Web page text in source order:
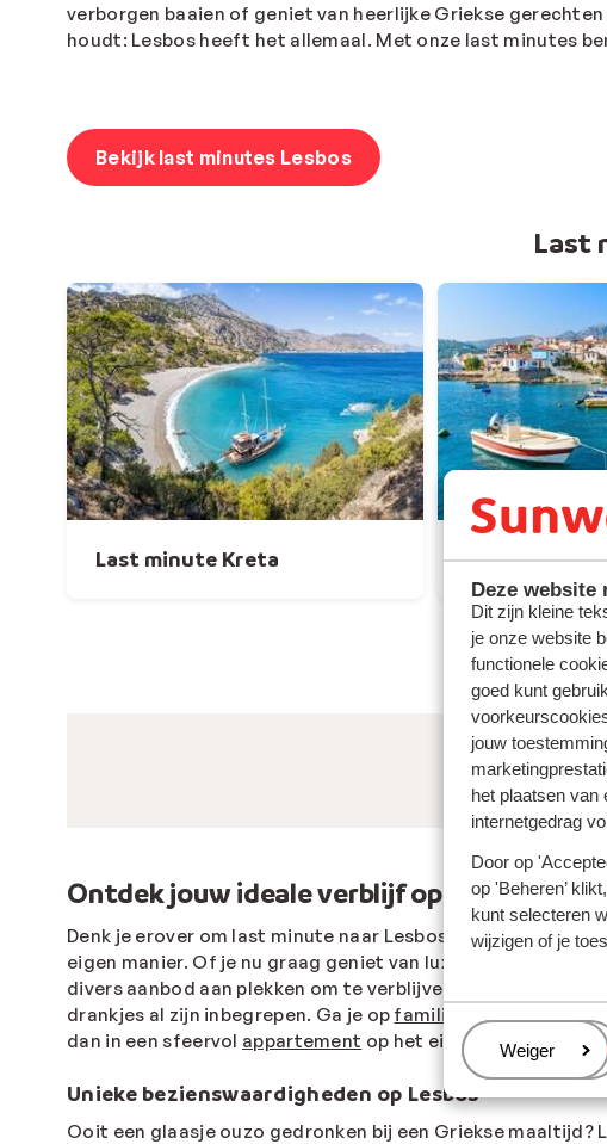
Deze website
Dit zijn kleine
je onze website
functionele
goed kunt
jouw
het plaatsen van
internetgedrag
Door op
op 'Beheren’
kunt selecteren
wijzigen of je
Beheren
Weiger
verborgen baaien of geniet van heerlijke Griekse
houdt: Lesbos heeft het allemaal. Met onze last minutes
Bekijk last minutes Lesbos
Last
Last minute Kreta Last minute
Ontdek jouw ideale verblijf op Lesbos
Denk je erover om last minute naar Lesbos te gaan, maar
eigen manier. Of je nu graag geniet van luxe en comfort
divers aanbod aan plekken om te verblijven. Wil je
drankjes al zijn inbegrepen. Ga je op familievakantie
, dan
dan in een sfeervol appartement op het eiland. Zo vind je
Unieke bezienswaardigheden op Lesbos
Ooit een glaasje ouzo gedronken bij een Griekse maaltijd?